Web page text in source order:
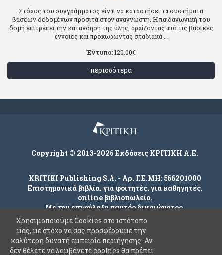
Στόχος του συγγράμματος είναι να καταστήσει τα συστήματα
βάσεων δεδομένων προσιτά στον αναγνώστη. Η παιδαγωγική του
δομή επιτρέπει την κατανόηση της ύλης, αρχίζοντας από τις βασικές
έννοιες και προχωρώντας σταδιακά ...
Έντυπο:120.00€
περισσότερα
Copyright © 2013-2026 Εκδόσεις ΚΡΙΤΙΚΗ Α.Ε.
KRITIKI Publishing S.A. - Αρ. Γ.Ε.ΜΗ: 566201000
Επιστημονικά βιβλία, για φοιτητές, για καθηγητές,
online βιβλιοπωλείο.
Με την επιφύλαξη παντός δικαιώματος.
Company
Χρησιμοποιούμε Cookies στο ιστότοπο
μας, με στόχο να σας προσφέρουμε την
καλύτερη δυνατή εμπειρία περιήγησης. Αν
δεν θέλετε να λαμβάνετε cookies θα πρέπει